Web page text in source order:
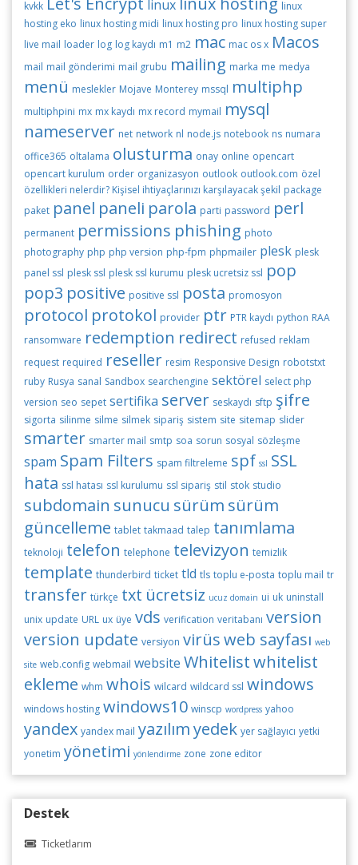
kvkk linux
linux
hosting eko linux hosting midi linux hosting pro linux hosting super
live mail loader log log kaydı m1 m2 mac mac os x Macos
mail mail gönderimi mail grubu mailing marka me medya
menü meslekler Mojave Monterey mssql multiphp
multiphpini mx mx kaydı mx record mymail mysql
nameserver net network nl node.js notebook ns numara
office365 oltalama olusturma onay online opencart
opencart kurulum order organizasyon outlook outlook.com özel
özellikleri nelerdir? Kişisel ihtiyaçlarınızı karşılayacak şekil package
paket panel paneli parola parti password perl
permanent permissions phishing photo
photography php php version php-fpm phpmailer plesk plesk
panel ssl plesk ssl plesk ssl kurumu plesk ucretsiz ssl pop
pop3 positive positive ssl posta promosyon
protocol protokol provider ptr PTR kaydı python RAA
ransomware redemption redirect refused reklam
request required reseller resim Responsive Design robotstxt
ruby Rusya sanal Sandbox searchengine sektörel select php
version seo sepet sertifika server seskaydı sftp şifre
sigorta silinme silme silmek sipariş sistem site sitemap slider
smarter smarter mail smtp soa sorun sosyal sözleşme
spam Spam Filters spam filtreleme spf ssl SSL
hata ssl hatası ssl kurulumu ssl sipariş stil stok studio
subdomain sunucu sürüm sürüm
güncelleme tablet takmaad talep tanımlama
teknoloji telefon telephone televizyon temizlik
template thunderbird ticket tld tls toplu e-posta toplu mail tr
transfer türkçe txt ücretsiz ucuz domain ui uk uninstall
unix update URL ux üye vds verification veritabanı version
version update versiyon virüsweb sayfası web
site web.config webmail website Whitelistwhitelist
ekleme whm whois wilcard wildcard ssl windows
windows hosting windows10 winscp wordpress yahoo
yandex yandex mail yazılımyedek yer sağlayıcı yetki
yonetim yönetimi yönlendirme zone zone editor
Destek
Ticketlarım